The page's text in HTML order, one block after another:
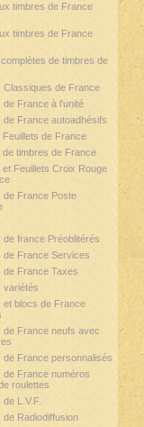
timbres de France
timbres de France
de timbres de
Classiques de France
de France à l'unité
de France autoadhésifs
Feuillets de France
de timbres de France
Feuillets Croix Rouge
de France Poste
de france Préoblitérés
de France Services
de France Taxes
variétés
et blocs de France
de France neufs avec
de France personnalisés
de France numéros
roulettes
L.V.F.
de Radiodiffusion